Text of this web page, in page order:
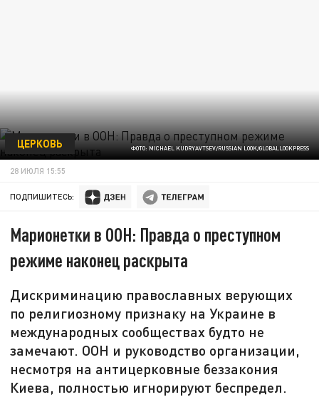
ФОТО: MICHAEL KUDRYAVTSEV/RUSSIAN LOOK/GLOBALLOOKPRESS
ЦЕРКОВЬ
28 ИЮЛЯ 15:55
ПОДПИШИТЕСЬ:
Марионетки в ООН: Правда о преступном
режиме наконец раскрыта
Дискриминацию православных верующих
по религиозному признаку на Украине в
международных сообществах будто не
замечают. ООН и руководство организации,
несмотря на антицерковные беззакония
Киева, полностью игнорируют беспредел.